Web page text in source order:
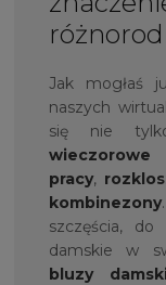
Jak mogłaś
naszych
się nie
pracy,
kombinezony
szczęścia,
damskie w
bluzy